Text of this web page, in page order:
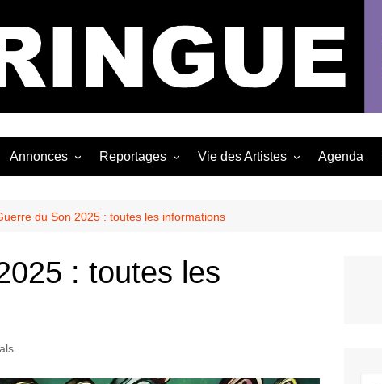
Bastringue Corp –
Annonces
Les Concerts
Reportages
Photographies
Vie des Artistes
Nécro
Agenda
du Son 2025 : toutes les informations
: toutes les